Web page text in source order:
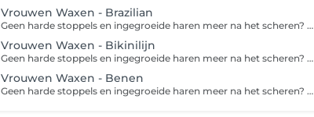
Vrouwen Waxen - Brazilian
Geen harde stoppels en ingegroeide haren meer na het scheren? Dan is harsen de perfecte oplossing. Harsen is een ontharingsmethode die de haar met wortel en al verwijdert. Een groot voordeel van harsen ten opzichte van scheren is dat de haren langer wegblijven en zachter teruggroeien. Zo geniet je langer van een zijdezachte huid! Bij een 'bikinilijn' worden ongewenste haren in je liezen en aan de boven- en zijkanten van het bikinigebied verwijderd. Bij een 'Brazilian wax' wordt niet alleen het schaamhaar van je bikinilijn en venusheuvel verwijderd, maar ook dat van je intieme delen (schaamlippen, bilnaad en rond de anus). Desgewenst wordt er een streepje of driehoekje overgelaten.
Vrouwen Waxen - Bikinilijn
Geen harde stoppels en ingegroeide haren meer na het scheren? Dan is harsen de perfecte oplossing. Harsen is een ontharingsmethode die de haar met wortel en al verwijdert. Een groot voordeel van harsen ten opzichte van scheren is dat de haren langer wegblijven en zachter teruggroeien. Zo geniet je langer van een zijdezachte huid! Bij een 'bikinilijn' worden ongewenste haren in je liezen en aan de boven- en zijkanten van het bikinigebied verwijderd. Bij een 'Brazilian wax' wordt niet alleen het schaamhaar van je bikinilijn en venusheuvel verwijderd, maar ook dat van je intieme delen (schaamlippen, bilnaad en rond de anus). Desgewenst wordt er een streepje of driehoekje overgelaten.
Vrouwen Waxen - Benen
Geen harde stoppels en ingegroeide haren meer na het scheren? Dan is harsen de perfecte oplossing. Harsen is een ontharingsmethode die de haar met wortel en al verwijdert. Een groot voordeel van harsen ten opzichte van scheren is dat de haren langer wegblijven en zachter teruggroeien. Zo geniet je langer van een zijdezachte huid!